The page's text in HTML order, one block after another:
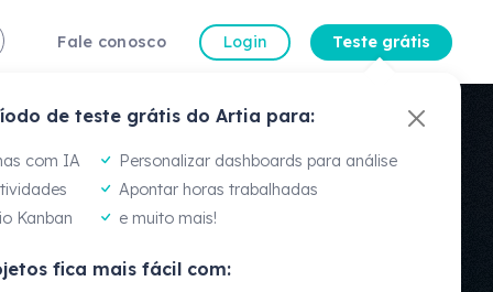
Gomes
de Gestão de
a ferramenta nos ajuda a ter visão e
Fale conosco Login Teste grátis
de teste grátis do Artia para:
com IA
Kanban
Personalizar dashboards para análise
Apontar horas trabalhadas
e muito mais!
fica mais fácil com: